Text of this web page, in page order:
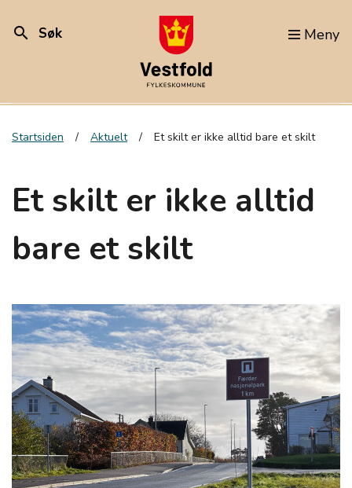
search Søk Meny
Startsiden Aktuelt Et skilt er ikke alltid bare et skilt
Et skilt er ikke alltid
bare et skilt